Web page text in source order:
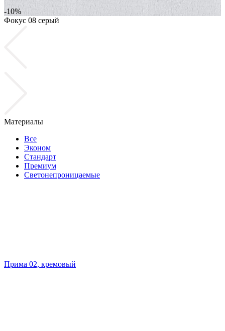
-10%
Фокус 08 серый
Материалы
Все
Эконом
Стандарт
Премиум
Светонепроницаемые
Прима 02, кремовый